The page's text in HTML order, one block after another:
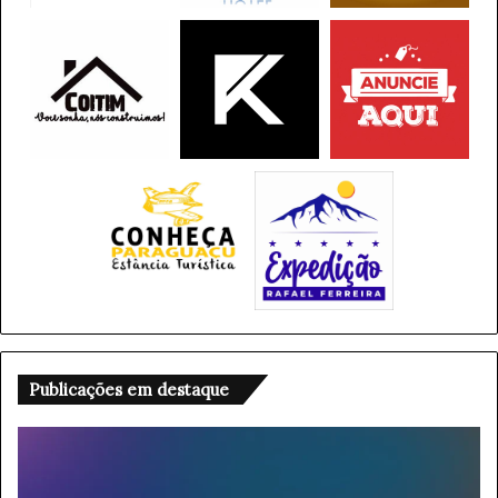
Publicações em destaque